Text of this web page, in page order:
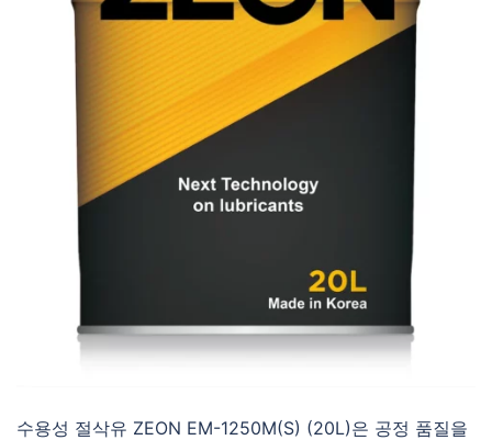
수용성 절삭유 ZEON EM-1250M(S) (20L)은 공정 품질을